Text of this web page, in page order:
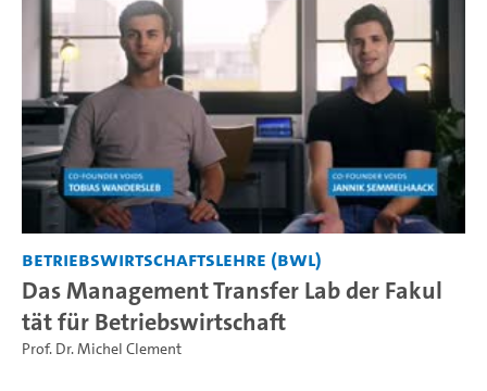
Betriebswirtschaftslehre (BWL)
Das Management Transfer Lab der Fakul
tät für Betriebswirtschaft
Prof. Dr. Michel Clement